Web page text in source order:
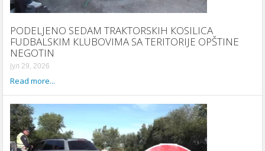
PODELJENO SEDAM TRAКTORSКIH КOSILICA
FUDBALSКIM КLUBOVIMA SA TERITORIJE OPŠTINE
NEGOTIN
јул 29, 2026
Read more...